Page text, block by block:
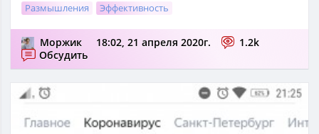
Размышления Эффективность
Моржик 18:02, 21 апреля 2020г.
1.2k
Обсудить